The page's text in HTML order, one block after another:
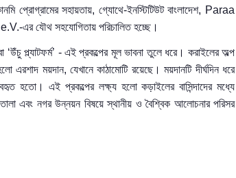
প্রোগ্রামের সহায়তায়, গ্যোথে-ইনস্টিটিউট বাংলাদেশ, Paraa
এর যৌথ সহযোগিতায় পরিচালিত হচ্ছে।
‘উঁচু প্ল্যাটফর্ম’ - এই প্রকল্পের মূল ভাবনা তুলে ধরে। করাইলের অল্প
এরশাদ ময়দান, যেখানে কাঠামোটি রয়েছে। ময়দানটিদীর্ঘদিন ধরে
হতো। এই প্রকল্পের লক্ষ্য হলো কড়াইলেরবাসিন্দাদের মধ্যে
এবং নগর উন্নয়ন বিষয়ে স্থানীয় ও বৈশ্বিক আলোচনার পরিসর